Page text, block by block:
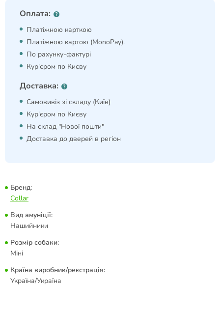
Оплата:
Платіжною карткою
Платіжною картою (MonoPay).
По рахунку-фактурі
Кур'єром по Києву
Доставка:
Самовивіз зі складу (Київ)
Кур'єром по Києву
На склад "Нової пошти"
Доставка до дверей в регіон
Бренд:
Collar
Вид амуніції:
Нашийники
Розмір собаки:
Міні
Країна виробник/реєстрація:
Україна/Україна